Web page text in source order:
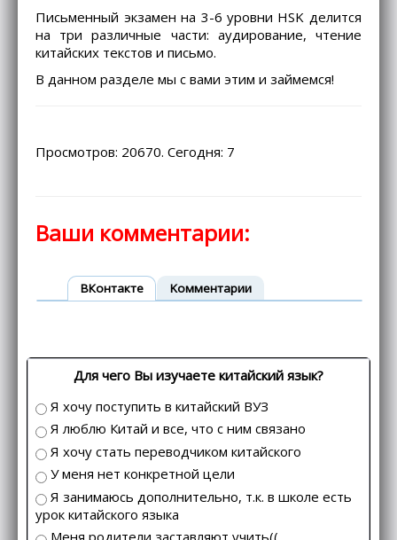
Письменный экзамен на 3-6 уровни HSK делится
на три различные части: аудирование, чтение
китайских текстов и письмо.
В данном разделе мы с вами этим и займемся!
Просмотров: 20670. Сегодня: 7
Ваши комментарии:
ВКонтакте Kомментарии
Для чего Вы изучаете китайский язык?
Я хочу поступить в китайский ВУЗ
Я люблю Китай и все, что с ним связано
Я хочу стать переводчиком китайского
У меня нет конкретной цели
Я занимаюсь дополнительно, т.к. в школе есть
урок китайского языка